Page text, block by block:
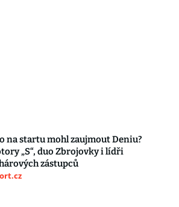
na startu mohl zaujmout Deniu?
„S“, duo Zbrojovky i lídři
zástupců